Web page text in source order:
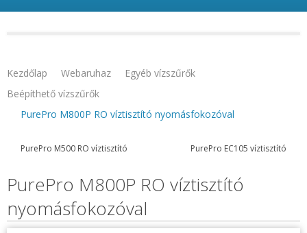
Kezdőlap Webaruhaz
Egyéb vízszűrők
Beépíthető vízszűrők
PurePro M800P RO víztisztító nyomásfokozóval
PurePro M500 RO víztisztító PurePro EC105 víztisztító
PurePro M800P RO víztisztító
nyomásfokozóval